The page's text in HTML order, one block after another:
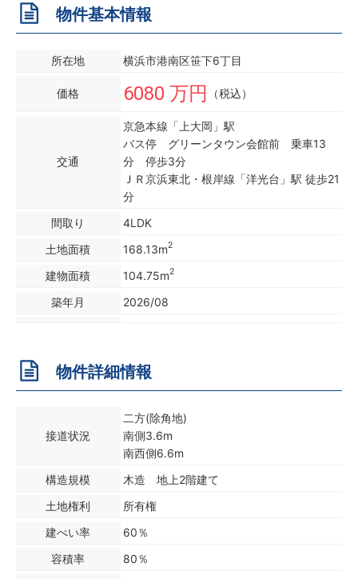
物件基本情報
所在地 横浜市港南区笹下6丁目
価格 6080 万円 （税込）
交通
京急本線「上大岡」駅
バス停 グリーンタウン会館前 乗車13
分 停歩3分
ＪＲ京浜東北・根岸線「洋光台」駅 徒歩21
分
間取り
4LDK
土地面積
168.13m2
建物面積 104.75m2
築年月 2026/08
物件詳細情報
接道状況
二方(除角地)
南側3.6m
南西側6.6m
構造規模
木造 地上2階建て
土地権利
所有権
建ぺい率
60％
容積率
80％